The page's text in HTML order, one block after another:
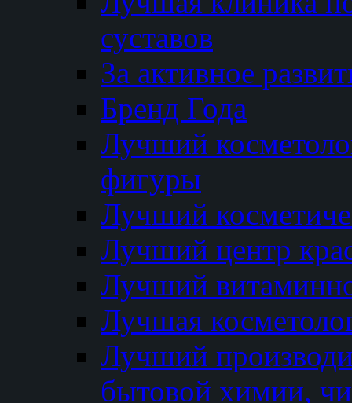
суставов
За активное
Бренд Года
Лучший
фигуры
Лучший
Лучший центр
Лучший
Лучшая
Лучший
бытовой химии,